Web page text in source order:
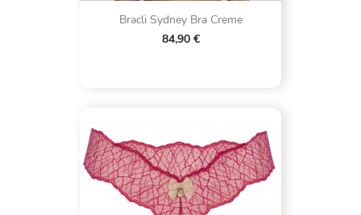
Bracli Sydney Bra Creme
84,90 €